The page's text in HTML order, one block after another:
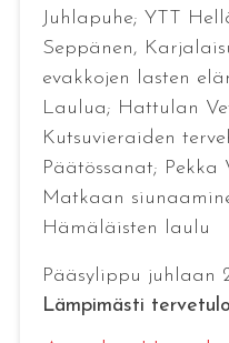
Juhlapuhe; YTT
Seppänen,
evakkojen lasten
Laulua; Hattulan
Kutsuvieraiden
Päätössanat; Pekka
Matkaan
Hämäläisten laulu
Pääsylippu juhlaan
Lämpimästi